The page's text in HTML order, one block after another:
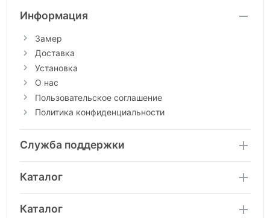
Информация
Замер
Доставка
Установка
О нас
Пользовательское соглашение
Политика конфиденциальности
Служба поддержки
Каталог
Каталог